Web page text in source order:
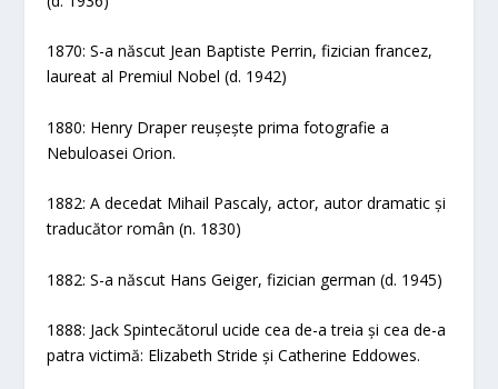
1870: S-a născut Jean Baptiste Perrin, fizician francez,
laureat al Premiul Nobel (d. 1942)
1880: Henry Draper reușește prima fotografie a
Nebuloasei Orion.
1882: A decedat Mihail Pascaly, actor, autor dramatic și
traducător român (n. 1830)
1882: S-a născut Hans Geiger, fizician german (d. 1945)
1888: Jack Spintecătorul ucide cea de-a treia și cea de-a
patra victimă: Elizabeth Stride și Catherine Eddowes.